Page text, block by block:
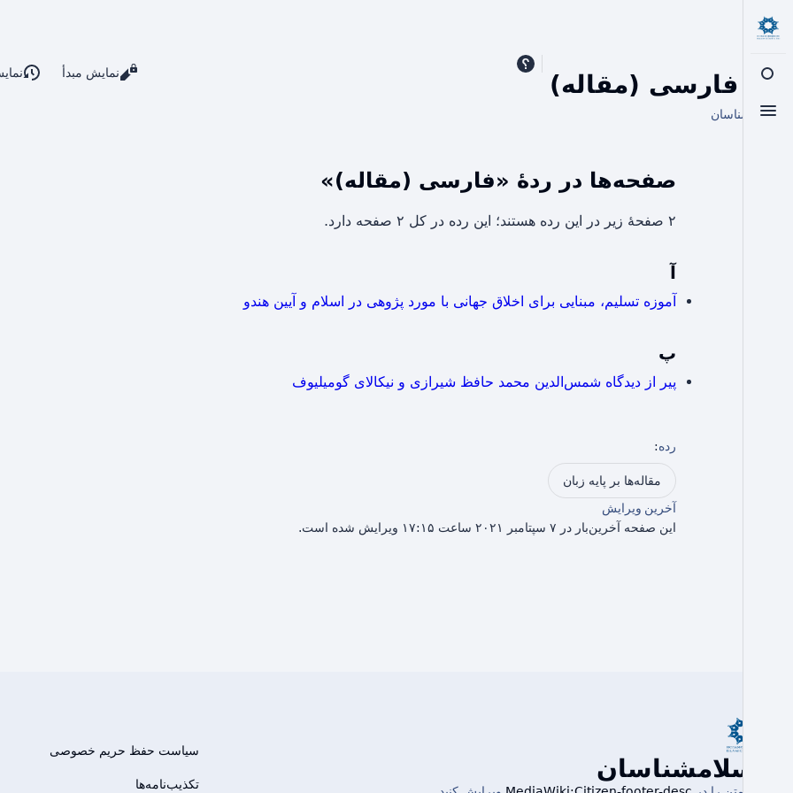
تغییر جست‌وجو
تغییر منو
رده فارسی (مقاله)
از اسلامشناسان
نمایش مبدأ
صفحه‌ها در ردهٔ «فارسی (مقاله)»
۲ صفحۀ زیر در این رده هستند؛ این رده در کل ۲ صفحه دارد.
آ
آموزه تسلیم، مبنایی برای اخلاق جهانی با مورد پژوهی در اسلام و آیین هندو
پ
پیر از دیدگاه شمس‌الدین محمد حافظ شیرازی و نیکالای گومیلیوف
رده:
مقاله‌ها بر پایه زبان
آخرین ویرایش
این صفحه آخرین‌بار در ۷ سپتامبر ۲۰۲۱ ساعت ۱۷:۱۵ ویرایش شده است.
اسلامشناسان
سیاست حفظ حریم خصوصی
تکذیب‌نامه‌ها